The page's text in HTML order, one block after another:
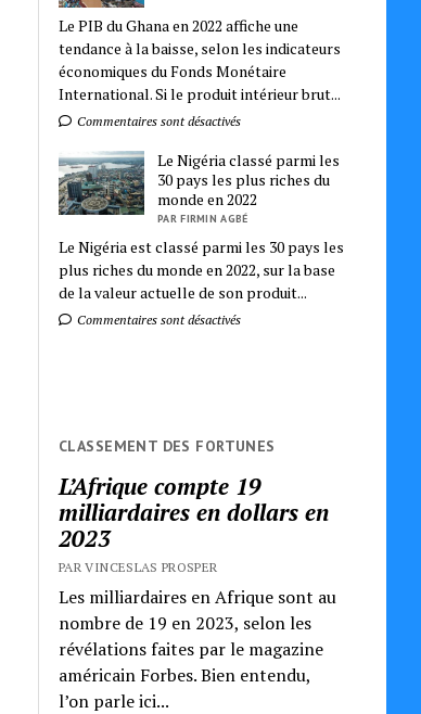
Le PIB du Ghana en 2022 affiche une
tendance à la baisse, selon les indicateurs
économiques du Fonds Monétaire
International. Si le produit intérieur brut...
Commentaires sont désactivés
Le Nigéria classé parmi les
30 pays les plus riches du
monde en 2022
PAR FIRMIN AGBÉ
Le Nigéria est classé parmi les 30 pays les
plus riches du monde en 2022, sur la base
de la valeur actuelle de son produit...
Commentaires sont désactivés
CLASSEMENT DES FORTUNES
L’Afrique compte 19
milliardaires en dollars en
2023
PAR VINCESLAS PROSPER
Les milliardaires en Afrique sont au
nombre de 19 en 2023, selon les
révélations faites par le magazine
américain Forbes. Bien entendu,
l’on parle ici...